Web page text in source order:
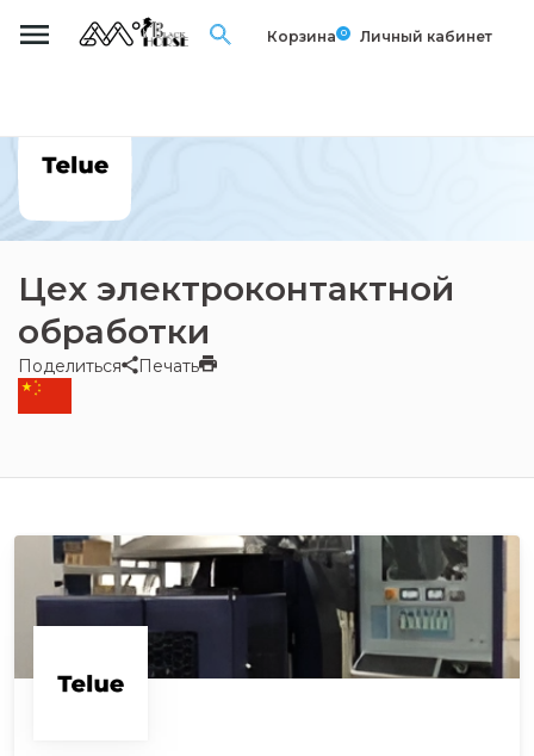
Корзина 0 Личный кабинет
Цех электроконтактной
обработки
Поделиться Печать